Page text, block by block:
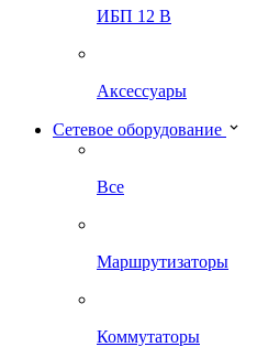
ИБП 12 В
Аксессуары
Сетевое оборудование
Все
Маршрутизаторы
Коммутаторы